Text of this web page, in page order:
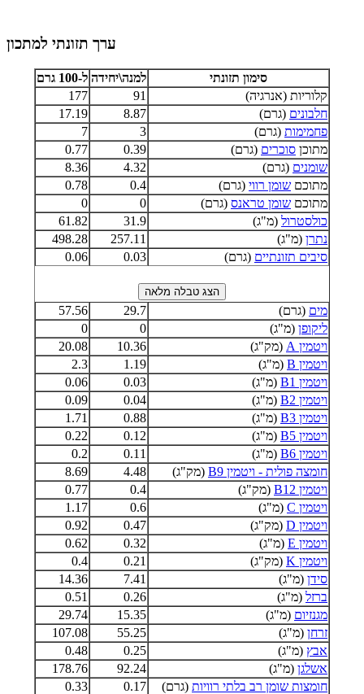
ערך תזונתי למתכון
סימון תזונתי למנה\יחידה ל-100 גרם
קלוריות (אנרגיה)
91
177
חלבונים (גרם) 8.87
17.19
פחמימות (גרם) 3
7
מתוכן סוכרים (גרם) 0.39
0.77
שומנים (גרם) 4.32
8.36
מתוכם שומן רווי (גרם) 0.4
0.78
מתוכם שומן טראנס (גרם) 0
0
כולסטרול (מ"ג) 31.9
61.82
נתרן (מ"ג) 257.11
498.28
סיבים תזונתיים (גרם) 0.03
0.06
מים (גרם) 29.7
57.56
ליקופן (מ"ג) 0
0
ויטמין A
(מק"ג) 10.36
20.08
ויטמין B
(מ"ג) 1.19
2.3
ויטמין B1
(מ"ג) 0.03
0.06
ויטמין B2
(מ"ג) 0.04
0.09
ויטמין B3
(מ"ג) 0.88
1.71
ויטמין B5
(מ"ג) 0.12
0.22
ויטמין B6
(מ"ג) 0.11
0.2
חומצה פולית - ויטמין B9
(מק"ג) 4.48
8.69
ויטמין B12
(מק"ג) 0.4
0.77
ויטמין C
(מ"ג) 0.6
1.17
ויטמין D
(מק"ג) 0.47
0.92
ויטמין E
(מ"ג) 0.32
0.62
ויטמין K
(מק"ג) 0.21
0.4
סידן (מ"ג) 7.41
14.36
ברזל (מ"ג) 0.26
0.51
מגנזיום (מ"ג) 15.35
29.74
זרחן (מ"ג) 55.25
107.08
אבץ (מ"ג) 0.25
0.48
אשלגן (מ"ג) 92.24
178.76
חומצות שומן רב בלתי רוויות (גרם) 0.17
0.33